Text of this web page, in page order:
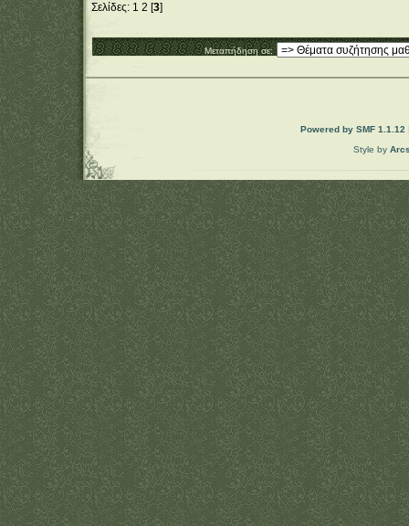
Σελίδες: 1 2 [3]
Μεταπήδηση σε:
Powered by SMF 1.1.12
Style by